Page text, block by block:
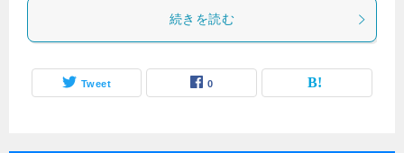
続きを読む
Tweet 0